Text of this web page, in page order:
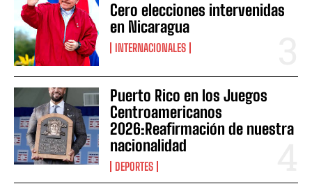
Cero elecciones intervenidas
en Nicaragua
INTERNACIONALES
Puerto Rico en los Juegos
Centroamericanos
2026:Reafirmación de nuestra
nacionalidad
DEPORTES